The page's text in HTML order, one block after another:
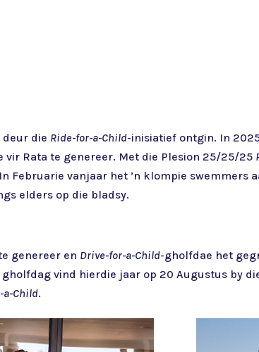
deur die Ride-for-a-Child-inisiatief ontgin. In
Rata te genereer. Met die Plesion 25/25/25
Februarie vanjaar het ’n klompie swemmers
elders op die bladsy.
genereer en Drive-for-a-Child-gholfdae het
vind hierdie jaar op 20 Augustus by
a-Child.